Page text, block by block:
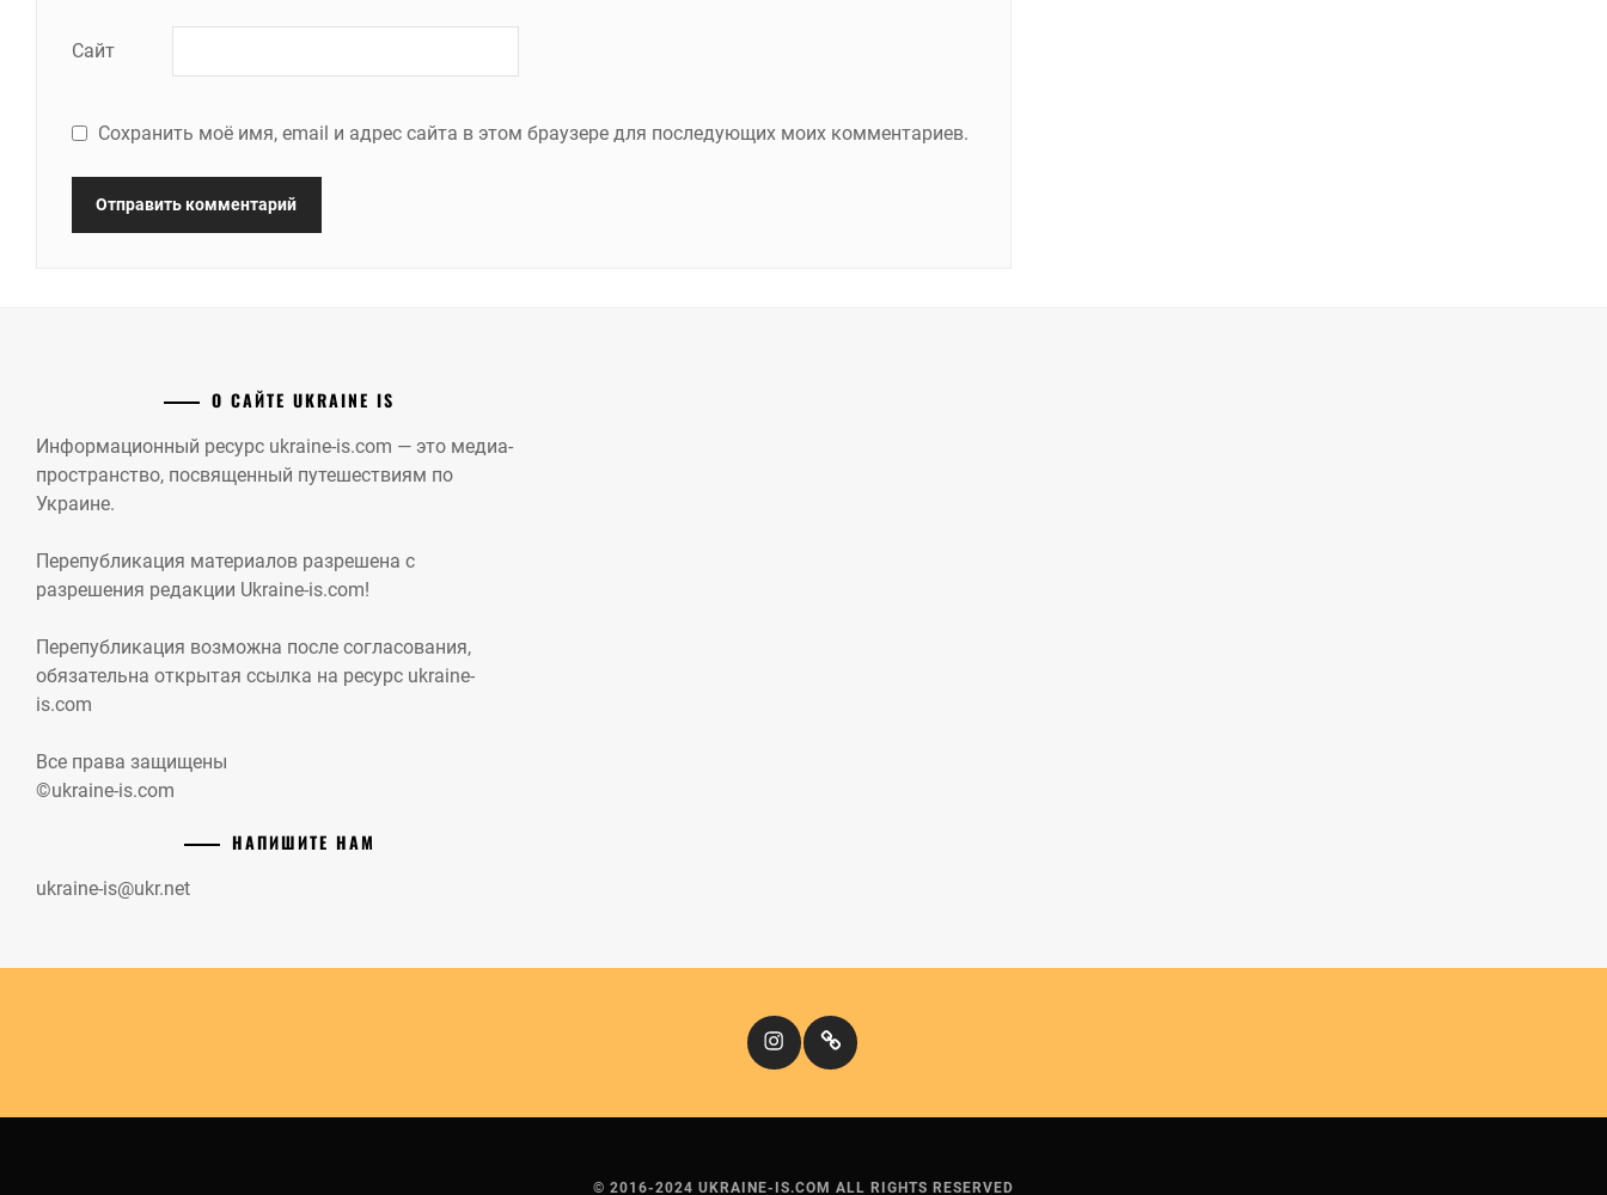
Сайт
Сохранить моё имя, email и адрес сайта в этом браузере для последующих моих комментариев.
О САЙТЕ UKRAINE IS
Информационный ресурс ukraine-is.com — это медиа-
пространство, посвященный путешествиям по
Украине.
Перепубликация материалов разрешена с
разрешения редакции Ukraine-is.com!
Перепубликация возможна после согласования,
обязательна открытая ссылка на ресурс ukraine-
is.com
Все права защищены
©ukraine-is.com
НАПИШИТЕ НАМ
ukraine-is@ukr.net
InstagramКіномандри
© 2016-2024 UKRAINE-IS.COM ALL RIGHTS RESERVED